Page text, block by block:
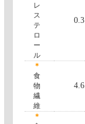
レ
ス
テ
ロ
ー
ル
0.3
＊
食
物
繊
維
4.6
＊